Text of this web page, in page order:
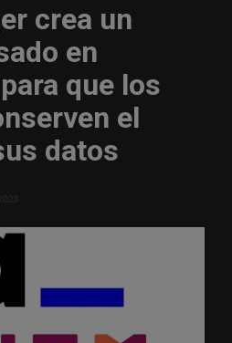
crea un
en
que los
el
datos